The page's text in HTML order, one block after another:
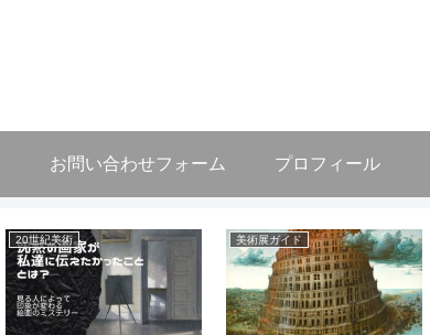
お問い合わせフォーム プロフィール
20世紀美術 美術展ガイド